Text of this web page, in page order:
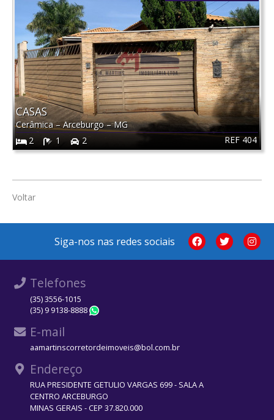
REF 404
CASAS
Cerâmica–Arceburgo–MG
2
1 2
Voltar
Siga-nos nas redes sociais
Telefones
(35) 3556-1015
(35) 9 9138-8888
E-mail
aamartinscorretordeimoveis@bol.com.br
Endereço
RUA PRESIDENTE GETULIO VARGAS 699 - SALA A
CENTRO ARCEBURGO
MINAS GERAIS - CEP 37.820.000